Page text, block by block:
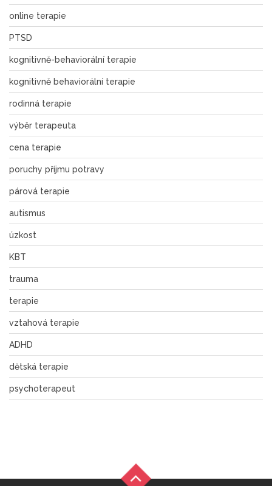
online terapie
PTSD
kognitivně-behaviorální terapie
kognitivně behaviorální terapie
rodinná terapie
výběr terapeuta
cena terapie
poruchy příjmu potravy
párová terapie
autismus
úzkost
KBT
trauma
terapie
vztahová terapie
ADHD
dětská terapie
psychoterapeut